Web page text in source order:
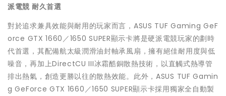
派電競 耐久首選
對於追求兼具效能與耐用的玩家而言，ASUS TUF Gaming GeF
orce GTX 1660／1650 SUPER顯示卡將是硬派電競玩家的劃時
代首選，其配備航太級潤滑油封軸承風扇，擁有絕佳耐用度與低
噪音，再加上DirectCU III冰霜酷銅散熱技術，以直觸式熱導管
排出熱氣，創造更勝以往的散熱效能。此外，ASUS TUF Gamin
g GeForce GTX 1660／1650 SUPER顯示卡採用獨家全自動製